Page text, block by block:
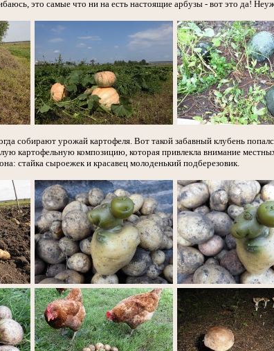
это самые что ни на есть настоящие арбузы - вот это да!
собирают урожай картофеля. Вот такой забавный клубень
картофельную композицию, которая привлекла внимание
стайка сыроежек и красавец молоденький подберезовик.